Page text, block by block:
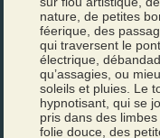
nature, de petites
féerique, des
qui traversent le
électrique,
qu’assagies, ou
soleils et pluies. Le
hypnotisant, qui se
pris dans des
folie douce, des